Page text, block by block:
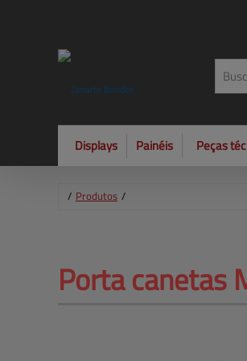
Displays Painéis Peças
/ Produtos /
Porta canetas